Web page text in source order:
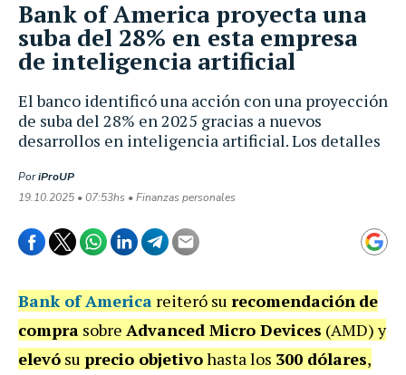
El banco identificó una acción con una proyección
de suba del 28% en 2025 gracias a nuevos
desarrollos en inteligencia artificial. Los detalles
PoriProUP
19.10.2025 • 07:53hs • Finanzas personales
Bank of America proyecta una
suba del 28% en esta empresa
de inteligencia artificial
Bank of America reiteró su recomendación de
compra sobre Advanced Micro Devices (AMD) y
elevó su precio objetivohasta los 300 dólares,